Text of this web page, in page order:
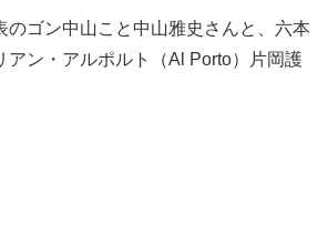
のゴン中山こと中山雅史さんと、六本
アン・アルポルト（Al Porto）片岡護